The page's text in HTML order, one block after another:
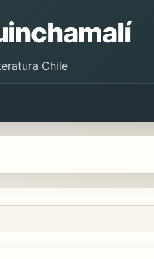
Chile